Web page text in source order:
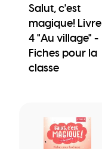
Salut, c'est
magique! Livre
4 "Au village" -
Fiches pour la
classe